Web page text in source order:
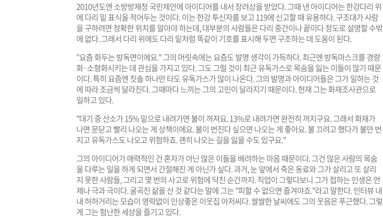
2010년도엔 소방방재청 국민제안에 아이디어를 내서 장려상을 받았다. 그때 낸 아이디어는 한강다리 위
에 다리 밑 표식을 적어두는 것이다. 이는 한강 투신자를 보고 119에 신고할 때 유용하다. 구조대가 사람
을 구하려면 정확한 위치를 알아야 하는데, 대부분의 사람들은 다리 중간이나 끝이다 정도로 설명할 수밖
에 없다. 그래서 다리 위에도 다리 밑처럼 똑같이 기호를 표시해 두면 구조하는 데 도움이 된다.
"요즘 화두는 방독면이에요." 그의 머릿속에는 요즘도 발명 생각이 가득하다. 최근엔 방독마스크를 경량
화·소형화시키는 데 관심을 가지고 있다. 그도 그럴 것이 최근 유독가스로 목숨을 잃는 이들이 많기 때문
이다. 특히 요즘엔 칫솔 하나만 타도 유독가스가 많이 나온다. 그의 발명과 아이디어들은 그가 일하는 것
에 따라 조금씩 달라진다. 그때마다 느끼는 그의 고민이 달라지기 때문이다. 현재 그는 화재조사관으로
일하고 있다.
"대기 중 산소가 15% 밑으로 내려가면 불이 꺼져요. 13%로 내려가면 완전히 꺼지구요. 그래서 화재가
나면 문닫고 빨리 나오는 게 상책이에요. 불이 번진다 싶으면 나오는 게 좋아요. 불 끄려고 했다가 불만 번
지고 유독가스도 나오고 위험하죠. 괜히 나오는 길을 잃을 수도 있구요."
그의 아이디어가 매력적인 건 혼자가 아닌 많은 이들을 배려하는 마음 때문이다. 그건 많은 사람의 목숨
을 다루는 일을 하게 되면서 간절해진 게 아닌가 싶다. 과거, 눈 앞에서 죽은 동료와 그가 살리고 또 살리
지 못한 사람들, 그리고 몇 번의 사고로 위험에 닥친 순간까지. 직업이 그렇다보니 그가 접하는 인생은 언
제나 극과 극이다. 굴곡진 삶을 산 것 같다는 말에 그는 "피할 수 없으면 즐겨야죠."라고 말한다. 인터뷰 내
내 허허거리는 모습이 영락없이 인상좋은 이웃집 아저씨다. 쌀쌀한 날씨에도 그의 웃음은 푸근했다. 그렇
게 그는 험난한 세상을 즐기고 있다.